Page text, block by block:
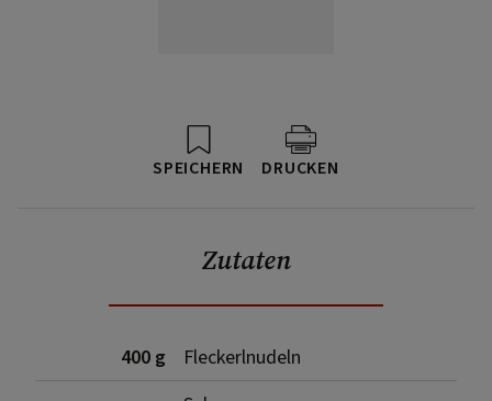
SPEICHERN DRUCKEN
Zutaten
400 g
Fleckerlnudeln